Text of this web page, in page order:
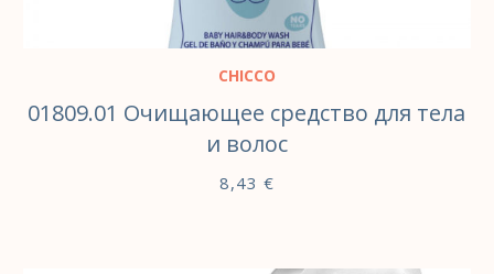
В КОРЗИНУ
CHICCO
01809.01 Очищающее средство для тела
и волос
8,43 €